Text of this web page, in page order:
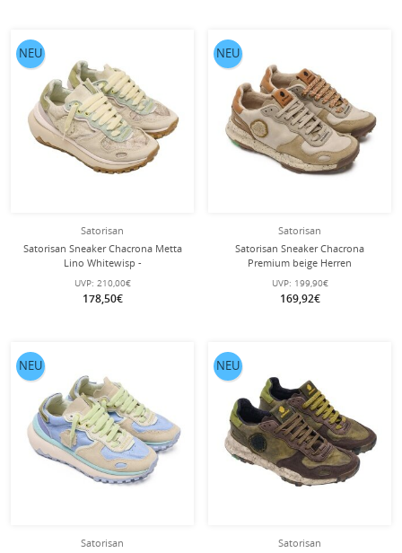
Satorisan
Satorisan Sneaker Chacrona Metta
Lino Whitewisp -
beige/grün/hellbraun Damen
UVP: 210,00€
178,50€
NEU
Satorisan
Satorisan Sneaker Chacrona
Premium beige Herren
UVP: 199,90€
169,92€
NEU
Satorisan
NEU
Satorisan
NEU